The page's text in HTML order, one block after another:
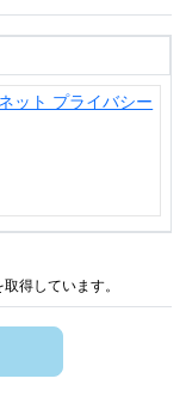
ット プライバシー
得しています。